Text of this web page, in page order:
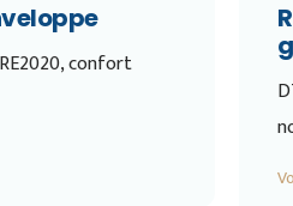
confort